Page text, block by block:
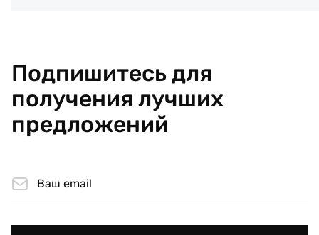
Подпишитесь для
получения лучших
предложений